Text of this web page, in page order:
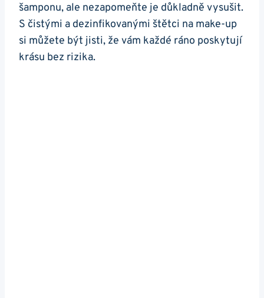
šamponu, ale nezapomeňte je důkladně vysušit.
S čistými a dezinfikovanými štětci na make-up
si můžete být jisti, že vám každé ráno poskytují
krásu bez rizika.